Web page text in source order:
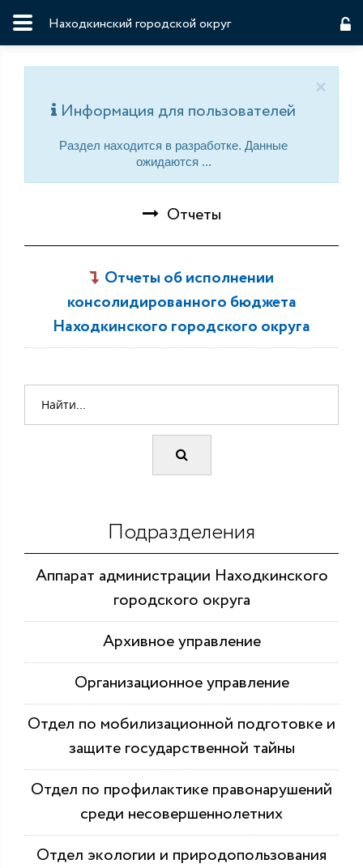
Находкинский городской округ
×
Информация для пользователей
Раздел находится в разработке. Данные
ожидаются ...
Отчеты
Отчеты об исполнении
консолидированного бюджета
Находкинского городского округа
Подразделения
Аппарат администрации Находкинского
городского округа
Архивное управление
Организационное управление
Отдел по мобилизационной подготовке и
защите государственной тайны
Отдел по профилактике правонарушений
среди несовершеннолетних
Отдел экологии и природопользования